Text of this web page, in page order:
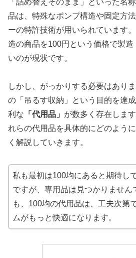
品は、特殊なポンプ構造や固定方
ーの特許技術が用いられています
造の商品を100円という価格で製
いのが現状です。
しかし、がっかりする必要はあり
の「吊るす収納」という目的を達
利な 「代用品」 が数多く存在しま
れらの代用品を具体的にどのよう
く解説していきます。
私も最初は100均にあると期待し
ですが、専用品は見つかりません
も、100均の代用品は、工夫次第
ムがもっと快適になります。